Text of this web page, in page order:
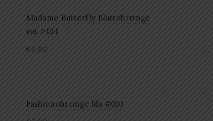
Madame Butterfly Blattohrringe
rot #014
€9,90
Fashionohrringe lila #010